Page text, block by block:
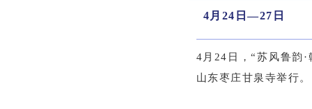
4月24日—27日
4月24日，“苏风鲁韵
山东枣庄甘泉寺举行。